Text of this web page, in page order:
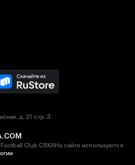
Club CSKAНа сайте используются
д. 21 стр. 3